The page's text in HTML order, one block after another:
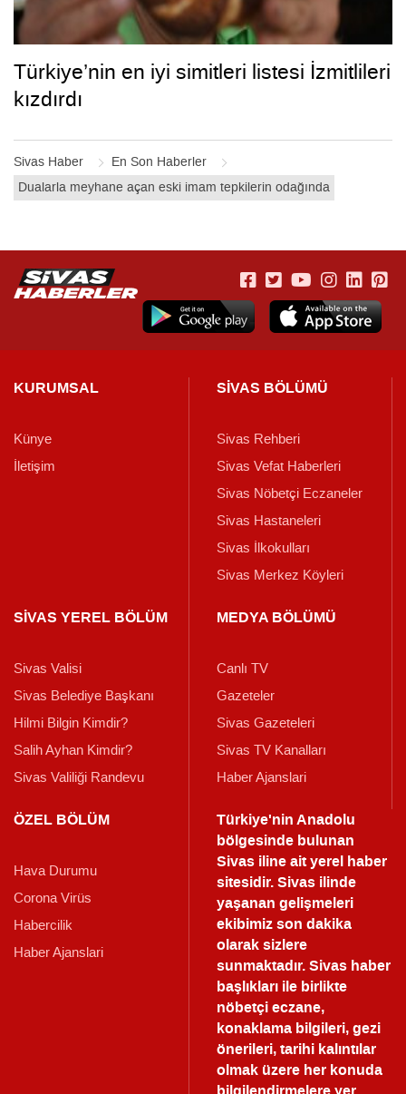
Sivas Haber
En Son Haberler
Dualarla meyhane açan eski imam tepkilerin odağında
Türkiye’nin en iyi simitleri listesi İzmitlileri
kızdırdı
KURUMSAL
Künye
İletişim
SİVAS BÖLÜMÜ
Sivas Rehberi
Sivas Vefat Haberleri
Sivas Nöbetçi Eczaneler
Sivas Hastaneleri
Sivas İlkokulları
Sivas Merkez Köyleri
SİVAS YEREL BÖLÜM
Sivas Valisi
Sivas Belediye Başkanı
Hilmi Bilgin Kimdir?
Salih Ayhan Kimdir?
Sivas Valiliği Randevu
MEDYA BÖLÜMÜ
Canlı TV
Gazeteler
Sivas Gazeteleri
Sivas TV Kanalları
Haber Ajanslari
ÖZEL BÖLÜM
Hava Durumu
Corona Virüs
Habercilik
Haber Ajanslari
Türkiye'nin Anadolu
bölgesinde bulunan
Sivas iline ait yerel haber
sitesidir. Sivas ilinde
yaşanan gelişmeleri
ekibimiz son dakika
olarak sizlere
sunmaktadır.Sivas haber
başlıkları ile birlikte
nöbetçi eczane,
konaklama bilgileri, gezi
önerileri, tarihi kalıntılar
olmak üzere her konuda